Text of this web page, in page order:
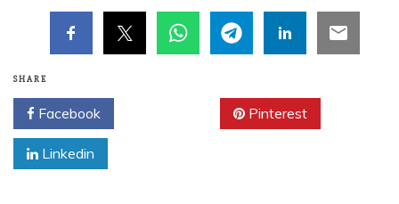
SHARE
Facebook Pinterest
Linkedin